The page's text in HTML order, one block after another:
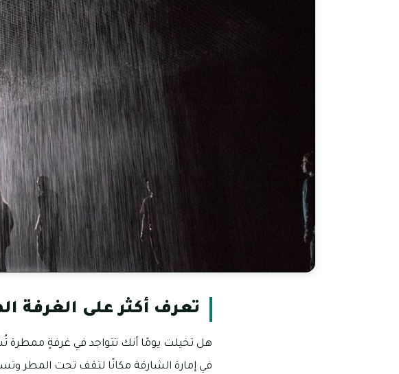
تعرف أكثر على الغرفة
هل تخيلت يومًا أنك تتواجد في غرفةٍ ممطرة
في إمارة الشارقة مكانًا لتقف تحت المطر